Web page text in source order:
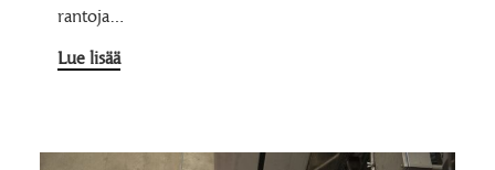
rantoja…
Lue lisää